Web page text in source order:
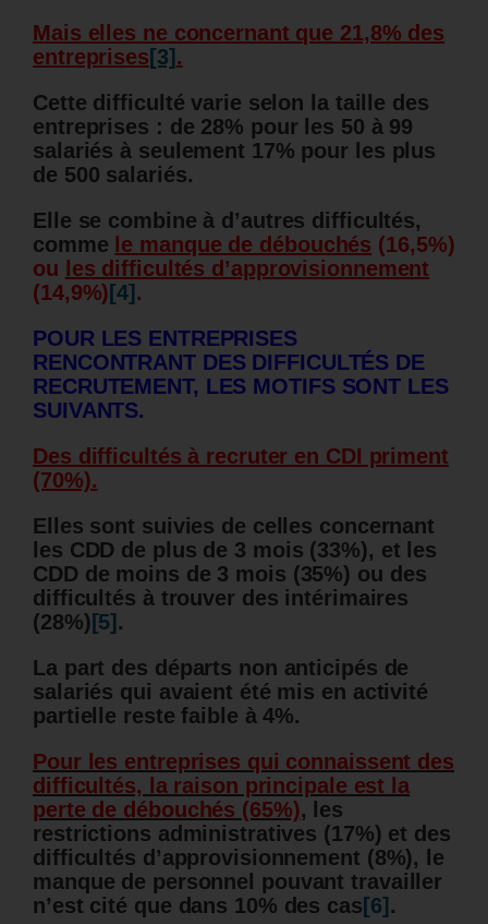
Mais elles ne concernant que 21,8% des
entreprises [3] .
Cette difficulté varie selon la taille des
entreprises : de 28% pour les 50 à 99
salariés à seulement 17% pour les plus
de 500 salariés.
Elle se combine à d’autres difficultés,
comme le manque de débouchés (16,5%)
ou
les difficultés d’approvisionnement
(14,9%) [4] .
POUR LES ENTREPRISES
RENCONTRANT DES DIFFICULTÉS DE
RECRUTEMENT, LES MOTIFS SONT LES
SUIVANTS.
Des difficultés à recruter en CDI priment
(70%).
Elles sont suivies de celles concernant
les CDD de plus de 3 mois (33%), et les
CDD de moins de 3 mois (35%) ou des
difficultés à trouver des intérimaires
(28%) [5] .
La part des départs non anticipés de
salariés qui avaient été mis en activité
partielle reste faible à 4%.
Pour les entreprises qui connaissent des
difficultés, la raison principale est la
perte de débouchés (65%), les
restrictions administratives (17%) et des
difficultés d’approvisionnement (8%), le
manque de personnel pouvant travailler
n’est cité que dans 10% des cas [6] .